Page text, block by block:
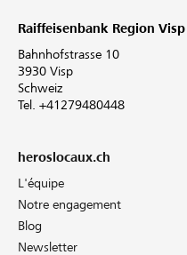
Raiffeisenbank Region Visp
Bahnhofstrasse 10
3930 Visp
Schweiz
Tel. +41279480448
heroslocaux.ch
L'équipe
Notre engagement
Blog
Newsletter